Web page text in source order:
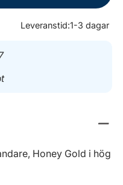
Leveranstid:1-3 dagar
Honey Gold i hög